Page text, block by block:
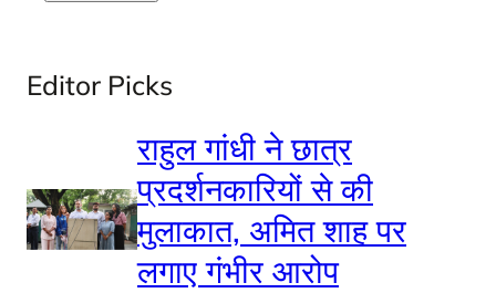
Editor Picks
राहुल गांधी ने छात्र
प्रदर्शनकारियों से की
मुलाकात, अमित शाह पर
लगाए गंभीर आरोप